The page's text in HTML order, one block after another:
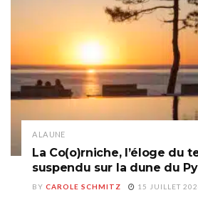
A LA UNE
La Co(o)rniche, l’éloge du
suspendu sur la dune du
BY CAROLE SCHMITZ 15 JUILLET